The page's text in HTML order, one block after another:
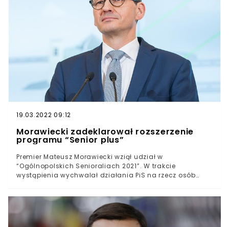
19.03.2022 09:12
Morawiecki zadeklarował rozszerzenie
programu “Senior plus”
Premier Mateusz Morawiecki wziął udział w
“Ogólnopolskich Senioraliach 2021”. W trakcie
wystąpienia wychwalał działania PiS na rzecz osób
“rzeczywista solidarność międzypokoleniowa”.